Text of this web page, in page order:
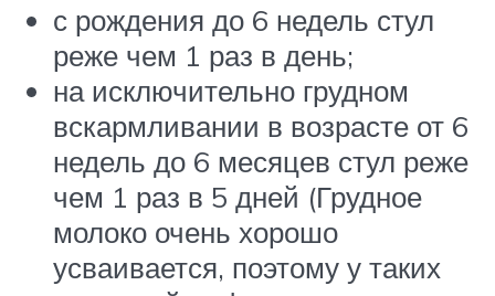
с рождения до 6 недель стул
реже чем 1 раз в день;
на исключительно грудном
вскармливании в возрасте от 6
недель до 6 месяцев стул реже
чем 1 раз в 5 дней (Грудное
молоко очень хорошо
усваивается, поэтому у таких